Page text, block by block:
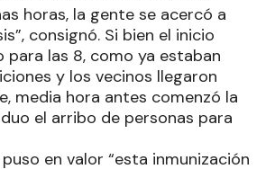
de Riacho He Hé, Rubén
“Tuvimos otra jornada de
campaña que lleva adelante
en nuestra localidad
en comunidades vecinas.
horas, la gente se acercó a
consignó. Si bien el inicio
para las 8, como ya estaban